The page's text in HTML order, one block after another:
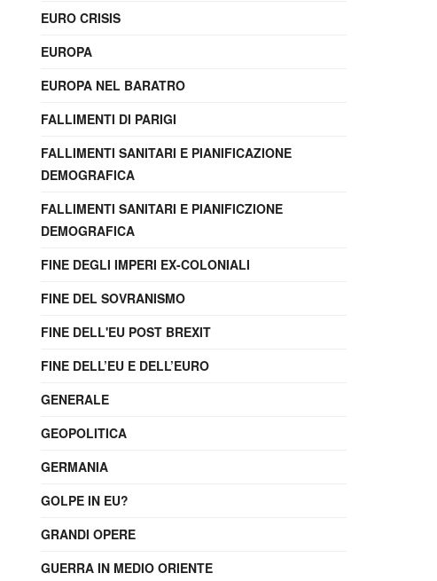
EURO CRISIS
EUROPA
EUROPA NEL BARATRO
FALLIMENTI DI PARIGI
FALLIMENTI SANITARI E PIANIFICAZIONE
DEMOGRAFICA
FALLIMENTI SANITARI E PIANIFICZIONE
DEMOGRAFICA
FINE DEGLI IMPERI EX-COLONIALI
FINE DEL SOVRANISMO
FINE DELL'EU POST BREXIT
FINE DELL’EU E DELL’EURO
GENERALE
GEOPOLITICA
GERMANIA
GOLPE IN EU?
GRANDI OPERE
GUERRA IN MEDIO ORIENTE